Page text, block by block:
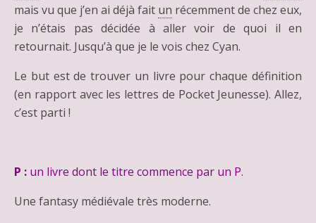
mais vu que j’en ai déjà fait un récemment de chez eux,
je n’étais pas décidée à aller voir de quoi il en
retournait. Jusqu’à que je le vois chez Cyan.
Le but est de trouver un livre pour chaque définition
(en rapport avec les lettres de Pocket Jeunesse). Allez,
c’est parti !
P : un livre dont le titre commence par un P.
Une fantasy médiévale très moderne.